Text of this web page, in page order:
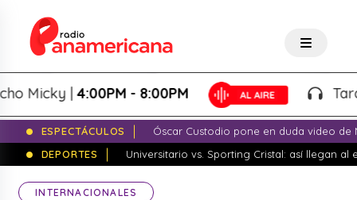
|4:00PM - 8:00PM
ESPECTÁCULOS
Óscar Custodio pone en duda video de
DEPORTES
Universitario vs. Sporting Cristal: así llegan al
INTERNACIONALES